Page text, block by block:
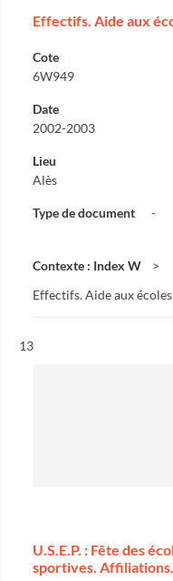
Effectifs. Aide aux
Cote
6W949
Date
2002-2003
Lieu
Alès
Type de document -
Contexte : Index W
Effectifs. Aide aux
Résultat n°
13
U.S.E.P. : Fête des
sportives.